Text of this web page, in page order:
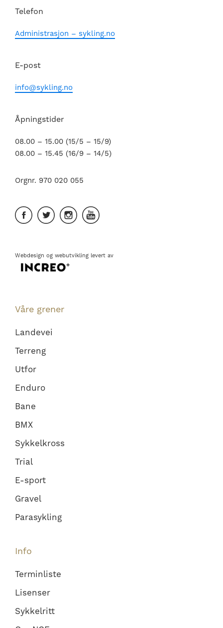
Telefon
Administrasjon – sykling.no
E-post
info@sykling.no
Åpningstider
08.00 – 15.00 (15/5 – 15/9)
08.00 – 15.45 (16/9 – 14/5)
Orgnr. 970 020 055
Webdesign og webutvikling levert av
Våre grener
Landevei
Terreng
Utfor
Enduro
Bane
BMX
Sykkelkross
Trial
E-sport
Gravel
Parasykling
Info
Terminliste
Lisenser
Sykkelritt